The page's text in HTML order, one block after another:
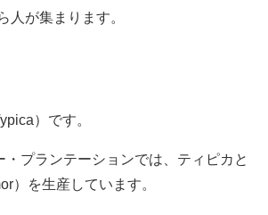
人が集まります。
）です。
・プランテーションでは、ティピカと
）を生産しています。